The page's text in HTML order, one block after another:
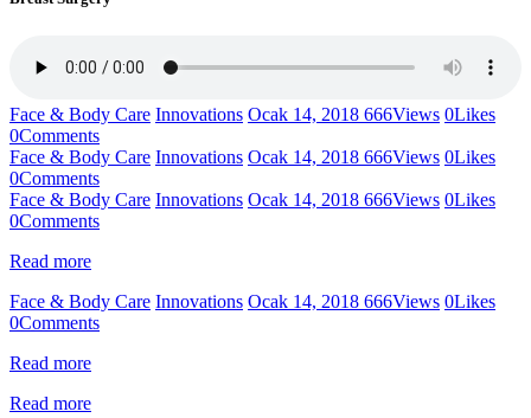
Face & Body Care Innovations Ocak 14, 2018 666Views 0Likes
0Comments
Face & Body Care Innovations Ocak 14, 2018 666Views 0Likes
0Comments
Face & Body Care Innovations Ocak 14, 2018 666Views 0Likes
0Comments
Read more
Face & Body Care Innovations Ocak 14, 2018 666Views 0Likes
0Comments
Read more
Read more